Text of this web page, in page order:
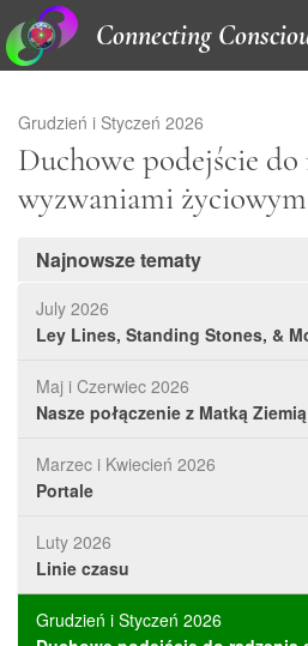
Connecting
Grudzień i Styczeń 2026
Duchowe podejście do
wyzwaniami
Najnowsze tematy
July 2026
Ley Lines, Standing Stones, &
Maj i Czerwiec 2026
Nasze połączenie z Matką Ziemią
Marzec i Kwiecień 2026
Portale
Luty 2026
Linie czasu
Grudzień i Styczeń 2026